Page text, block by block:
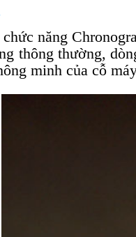
năng
thông thường,
minh của cỗ